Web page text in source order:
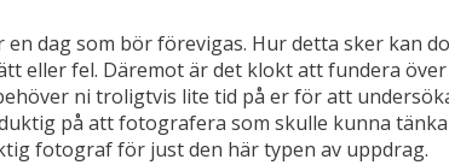
dag som bör förevigas. Hur detta sker kan
eller fel. Däremot är det klokt att fundera
ni troligtvis lite tid på er för att
på att fotografera som skulle kunna
fotograf för just den här typen av uppdrag.